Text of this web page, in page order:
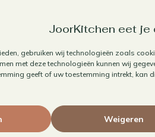
JoorKitchen eet je
gebruiken wij technologieën zoals
met deze technologieën kunnen wij
geeft of uw toestemming intrekt, kan
Weigeren